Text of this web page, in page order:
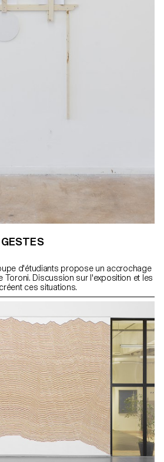
d'étudiants propose un accrochage
Toroni. Discussion sur l'exposition et les
ces situations.